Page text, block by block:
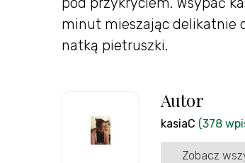
minut mieszając delikatnie
natką pietruszki.
Autor
kasiaC (378
Zobacz